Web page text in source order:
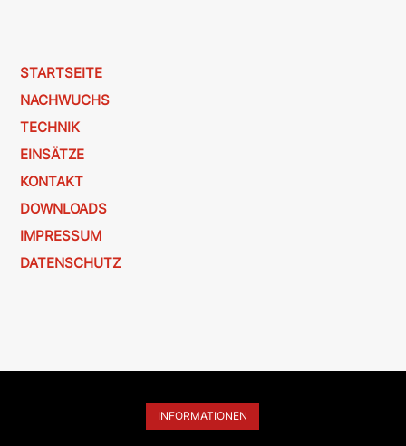
STARTSEITE
NACHWUCHS
TECHNIK
EINSÄTZE
KONTAKT
DOWNLOADS
IMPRESSUM
DATENSCHUTZ
INFORMATIONEN